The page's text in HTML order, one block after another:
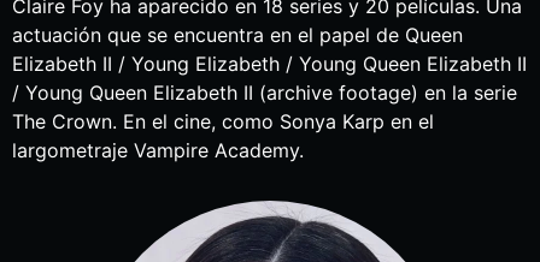
Claire Foy ha aparecido en 18 series y 20 películas. Una
actuación que se encuentra en el papel de Queen
Elizabeth II / Young Elizabeth / Young Queen Elizabeth II
/ Young Queen Elizabeth II (archive footage) en la serie
The Crown. En el cine, como Sonya Karp en el
largometraje Vampire Academy.